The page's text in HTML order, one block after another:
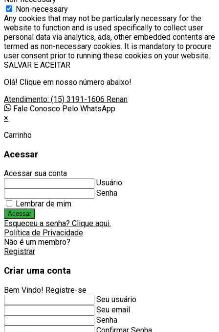
Non-necessary
Any cookies that may not be particularly necessary for the
website to function and is used specifically to collect user
personal data via analytics, ads, other embedded contents are
termed as non-necessary cookies. It is mandatory to procure
user consent prior to running these cookies on your website.
SALVAR E ACEITAR
Olá! Clique em nosso número abaixo!
Atendimento: (15) 3191-1606 Renan
Fale Conosco Pelo WhatsApp
×
Carrinho
Acessar
Acessar sua conta
Usuário
Senha
Lembrar de mim
Acessar
Esqueceu a senha? Clique aqui.
Política de Privacidade
Não é um membro?
Registrar
Criar uma conta
Bem Vindo! Registre-se
Seu usuário
Seu email
Senha